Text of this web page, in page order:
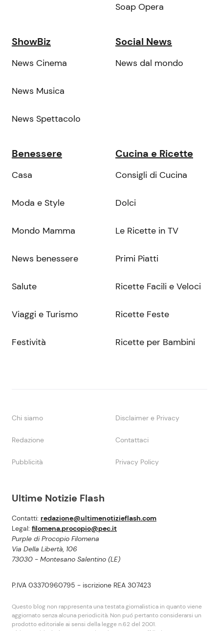
Ultime Notizie Flash
Contatti: redazione@ultimenotizieflash.com
Legal: filomena.procopio@pec.it
Purple di Procopio Filomena
Via Della Libertà, 106
73030 - Montesano Salentino (LE)
P.IVA 03370960795 - iscrizione REA 307423
Questo blog non rappresenta una testata giornalistica in quanto viene
aggiornato senza alcuna periodicità. Non puó pertanto considerarsi un
prodotto editoriale ai sensi della legge n.62 del 2001.
Soap Opera
ShowBiz
News Cinema
News Musica
News Spettacolo
Social News
News dal mondo
Benessere
Casa
Moda e Style
Mondo Mamma
News benessere
Salute
Viaggi e Turismo
Festività
Cucina e Ricette
Consigli di Cucina
Dolci
Le Ricette in TV
Primi Piatti
Ricette Facili e Veloci
Ricette Feste
Ricette per Bambini
Chi siamo Disclaimer e Privacy
Redazione Contattaci
Pubblicità Privacy Policy